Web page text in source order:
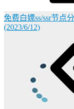
免费白嫖ss/ssr节点
(2023/6/12)